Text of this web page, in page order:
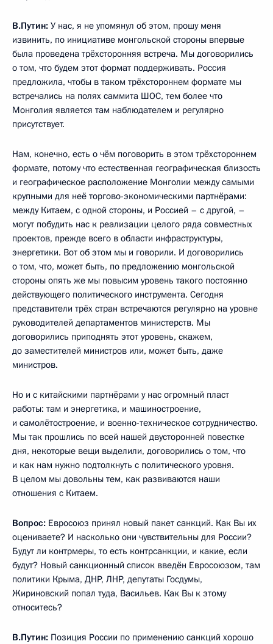
В.Путин: У нас, я не упомянул об этом, прошу меня
извинить, по инициативе монгольской стороны впервые
была проведена трёхсторонняя встреча. Мы договорились
о том, что будем этот формат поддерживать. Россия
предложила, чтобы в таком трёхстороннем формате мы
встречались на полях саммита ШОС, тем более что
Монголия является там наблюдателем и регулярно
присутствует.
Нам, конечно, есть о чём поговорить в этом трёхстороннем
формате, потому что естественная географическая близость
и географическое расположение Монголии между самыми
крупными для неё торгово-экономическими партнёрами:
между Китаем, с одной стороны, и Россией – с другой, –
могут побудить нас к реализации целого ряда совместных
проектов, прежде всего в области инфраструктуры,
энергетики. Вот об этом мы и говорили. И договорились
о том, что, может быть, по предложению монгольской
стороны опять же мы повысим уровень такого постоянно
действующего политического инструмента. Сегодня
представители трёх стран встречаются регулярно на уровне
руководителей департаментов министерств. Мы
договорились приподнять этот уровень, скажем,
до заместителей министров или, может быть, даже
министров.
Но и с китайскими партнёрами у нас огромный пласт
работы: там и энергетика, и машиностроение,
и самолётостроение, и военно-техническое сотрудничество.
Мы так прошлись по всей нашей двусторонней повестке
дня, некоторые вещи выделили, договорились о том, что
и как нам нужно подтолкнуть с политического уровня.
В целом мы довольны тем, как развиваются наши
отношения с Китаем.
Вопрос: Евросоюз принял новый пакет санкций. Как Вы их
оцениваете? И насколько они чувствительны для России?
Будут ли контрмеры, то есть контрсанкции, и какие, если
будут? Новый санкционный список введён Евросоюзом, там
политики Крыма, ДНР, ЛНР, депутаты Госдумы,
Жириновский попал туда, Васильев. Как Вы к этому
относитесь?
В.Путин: Позиция России по применению санкций хорошо